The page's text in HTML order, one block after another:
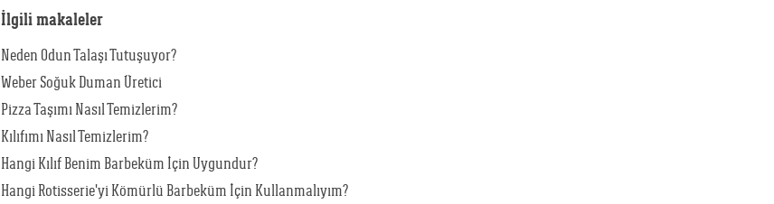
İlgili makaleler
Neden Odun Talaşı Tutuşuyor?
Weber Soğuk Duman Üretici
Pizza Taşımı Nasıl Temizlerim?
Kılıfımı Nasıl Temizlerim?
Hangi Kılıf Benim Barbeküm İçin Uygundur?
Hangi Rotisserie'yi Kömürlü Barbeküm İçin Kullanmalıyım?